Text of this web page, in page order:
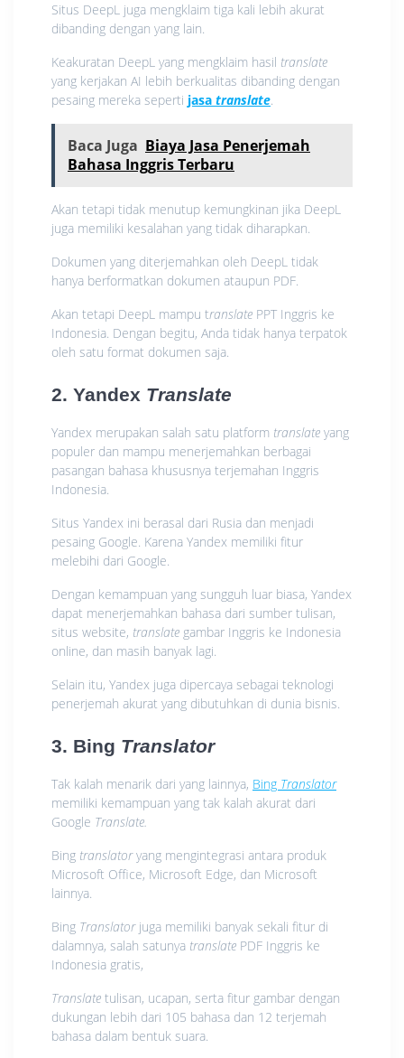
Situs DeepL juga mengklaim tiga kali lebih akurat
dibanding dengan yang lain.
Keakuratan DeepL yang mengklaim hasil translate
yang kerjakan AI lebih berkualitas dibanding dengan
pesaing mereka seperti jasa translate.
Baca Juga Biaya Jasa Penerjemah
Bahasa Inggris Terbaru
Akan tetapi tidak menutup kemungkinan jika DeepL
juga memiliki kesalahan yang tidak diharapkan.
Dokumen yang diterjemahkan oleh DeepL tidak
hanya berformatkan dokumen ataupun PDF.
Akan tetapi DeepL mampu translate PPT Inggris ke
Indonesia. Dengan begitu, Anda tidak hanya terpatok
oleh satu format dokumen saja.
2. Yandex Translate
Yandex merupakan salah satu platform translate yang
populer dan mampu menerjemahkan berbagai
pasangan bahasa khususnya terjemahan Inggris
Indonesia.
Situs Yandex ini berasal dari Rusia dan menjadi
pesaing Google. Karena Yandex memiliki fitur
melebihi dari Google.
Dengan kemampuan yang sungguh luar biasa, Yandex
dapat menerjemahkan bahasa dari sumber tulisan,
situs website, translate gambar Inggris ke Indonesia
online, dan masih banyak lagi.
Selain itu, Yandex juga dipercaya sebagai teknologi
penerjemah akurat yang dibutuhkan di dunia bisnis.
3. Bing Translator
Tak kalah menarik dari yang lainnya, Bing Translator
memiliki kemampuan yang tak kalah akurat dari
Google Translate.
Bing translatoryang mengintegrasi antara produk
Microsoft Office, Microsoft Edge, dan Microsoft
lainnya.
Bing Translator juga memiliki banyak sekali fitur di
dalamnya, salah satunya translate PDF Inggris ke
Indonesia gratis,
Translate tulisan, ucapan, serta fitur gambar dengan
dukungan lebih dari 105 bahasa dan 12 terjemah
bahasa dalam bentuk suara.